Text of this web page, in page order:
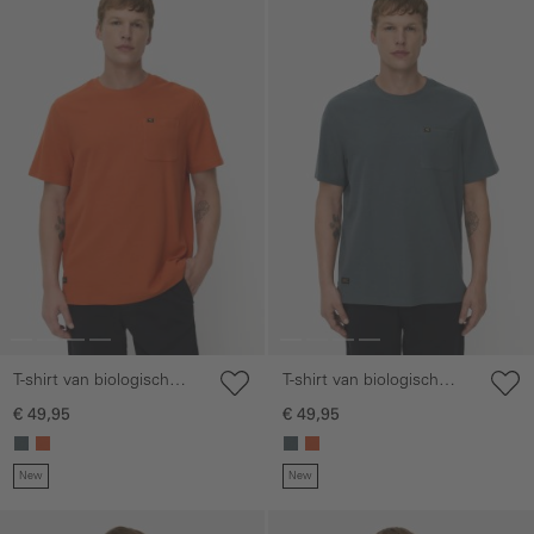
T-shirt van biologisch
katoen
€ 49,95
New
T-shirt van biologisch
katoen
€ 49,95
New